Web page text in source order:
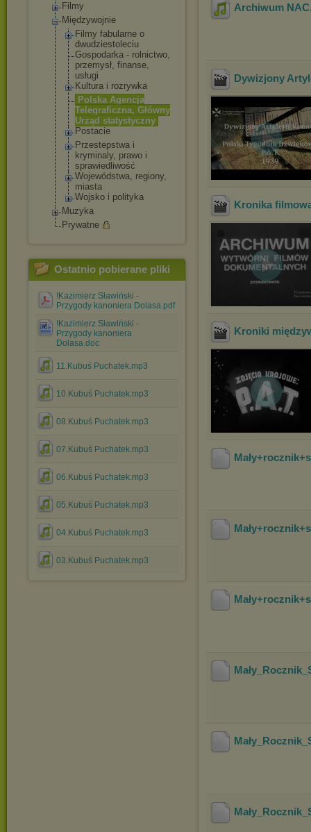
Filmy
Międzywojnie
Filmy fabularne o
dwudziestoleciu
Gospodarka - rolnictwo,
przemysł, finanse,
usługi
Kultura i rozrywka
Polska Agencja
Telegraficzna, Główny
Urząd statystyczny
Postacie
Przestepstwa i
kryminaly, prawo i
sprawiedliwość
Wojewódstwa, regiony,
miasta
Wojsko i polityka
Muzyka
Prywatne
Ostatnio pobierane pliki
!Kazimierz Sławiński -
Przygody kanoniera Dolasa.pdf
!Kazimierz Sławiński -
Przygody kanoniera
Dolasa.doc
11.Kubuś Puchatek.mp3
10.Kubuś Puchatek.mp3
08.Kubuś Puchatek.mp3
07.Kubuś Puchatek.mp3
06.Kubuś Puchatek.mp3
05.Kubuś Puchatek.mp3
04.Kubuś Puchatek.mp3
03.Kubuś Puchatek.mp3
Archiwum NAC
Dywizjony
Kronika
Kroniki